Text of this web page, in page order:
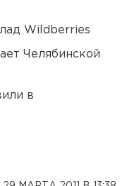
Wildberries
Челябинской
в